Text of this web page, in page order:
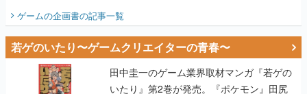
ビュー】
ゲームの企画書の記事一覧
若ゲのいたり〜ゲームクリエイターの青春〜
田中圭一のゲーム業界取材マンガ『若ゲの
いたり』第2巻が発売。『ポケモン』田尻